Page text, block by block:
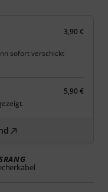
3,90 €
sofort verschickt
5,90 €